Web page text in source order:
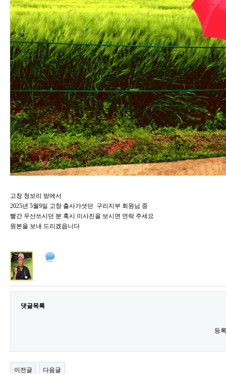
고창 청보리 받에서
2025년 5월9일 고창 출사가셧던 구리지부 회원님 중
빨간 우산쓰시던 분 혹시 이사진을 보시면 연락 주세요
원본을 보내 드리겠읍니다
댓글목록
등
이전글 다음글